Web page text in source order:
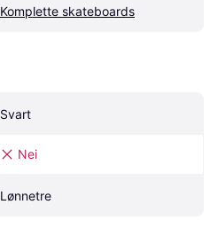
Komplette skateboards
Svart
Nei
Lønnetre